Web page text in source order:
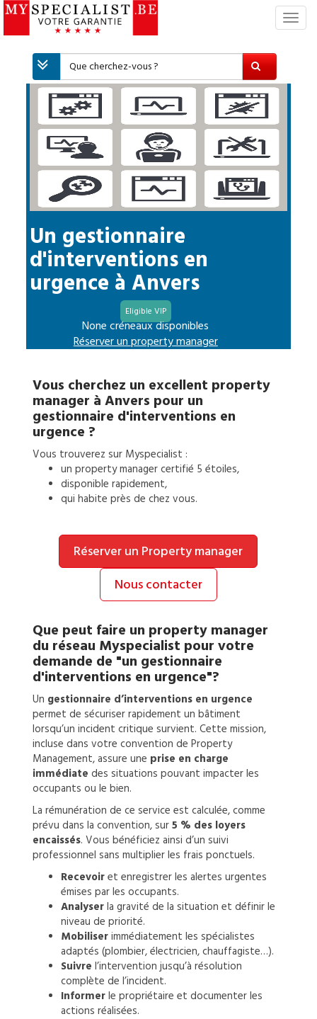
S
c
Un gestionnaire
d'interventions en
urgence àAnvers
Eligible VIP
None créneaux disponibles
Réserver un property manager
Vous cherchez un excellent property
manager à Anvers pour un
gestionnaire d'interventions en
urgence ?
Vous trouverez sur Myspecialist :
un property managercertifié 5 étoiles,
disponible rapidement,
qui habite près de chez vous.
Réserver un Property manager
Nous contacter
Que peut faire un property manager
du réseau Myspecialist pour votre
demande de "un gestionnaire
d'interventions en urgence"?
Un gestionnaire d’interventions en urgence
permet de sécuriser rapidement un bâtiment
lorsqu’un incident critique survient. Cette mission,
incluse dans votre convention de Property
Management, assure une prise en charge
immédiate des situations pouvant impacter les
occupants ou le bien.
La rémunération de ce service est calculée, comme
prévu dans la convention, sur5 % des loyers
encaissés. Vous bénéficiez ainsi d’un suivi
professionnel sans multiplier les frais ponctuels.
Recevoiret enregistrer les alertes urgentes
émises par les occupants.
Analyserla gravité de la situation et définir le
niveau de priorité.
Mobiliserimmédiatement les spécialistes
adaptés (plombier, électricien, chauffagiste…).
Suivre l’intervention jusqu’à résolution
complète de l’incident.
Informerle propriétaire et documenter les
actions réalisées.